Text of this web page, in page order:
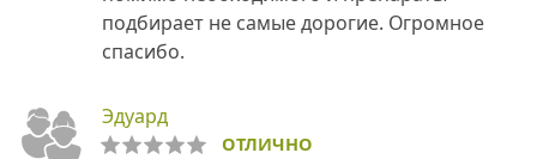
подбирает не самые дорогие. Огромное
спасибо.
Эдуард
ОТЛИЧНО